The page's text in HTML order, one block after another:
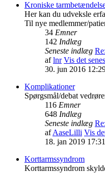
Kroniske
Her kan du udveksle
Til nye medlemmer/
34 Emner
142 Indlæg
Seneste indlæg
aflnr Vis det
30. jun 2016
Komplikationer
Spørgsmål/debat
116 Emner
648 Indlæg
Seneste indlæg
afAaseLilli Vis
18. jan 2019 17:31
Korttarmssyndrom
Korttarmssyndrom